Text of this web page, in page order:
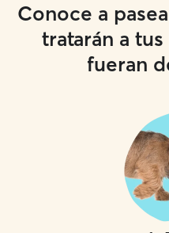
Conoce a
tratarán a
fueran